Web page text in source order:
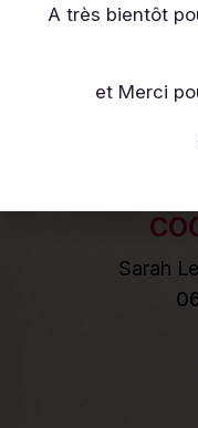
Sarinette,
Cherbourg-
en
Sarah
A très bientôt
et Merci